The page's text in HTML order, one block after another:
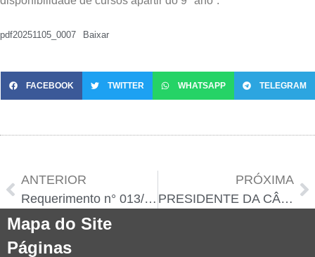
pdf20251105_0007 Baixar
FACEBOOK TWITTER WHATSAPP TELEGRAM
ANTERIOR
Requerimento n° 013/2025
PRÓXIMA
PRESIDENTE DA CÂMARA SOLICITA E CÂMARA MUNICIPAL DE BAIANÓPOLIS APROVA POR UNANIMIDADE A SOLICITAÇÃO DE COMPRA DE APARELHOS CIRÚRGICOS E MÁQUINA DE RAIO-X PORTÁTIL PARA O HOSPITAL
Mapa do Site
Páginas